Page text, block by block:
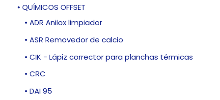
• QUÍMICOS OFFSET
• ADR Anilox limpiador
• ASR Removedor de calcio
• CIK - Lápiz corrector para planchas térmicas
• CRC
• DAI 95